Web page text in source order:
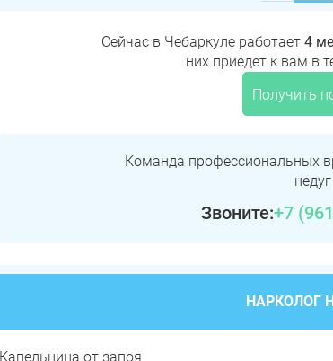
Сейчас в Чебаркуле работает4
них приедет к вам в
Получить
Команда профессиональных
недуг
Звоните:+7
НАРКОЛОГ
Капельница от запоя